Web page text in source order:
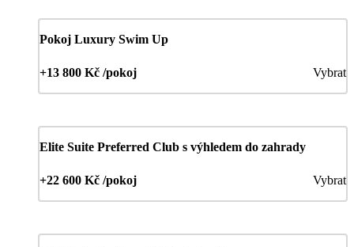
Pokoj Luxury Swim Up
+13 800 Kč /pokoj Vybrat
Elite Suite Preferred Club s výhledem do zahrady
+22 600 Kč /pokoj Vybrat